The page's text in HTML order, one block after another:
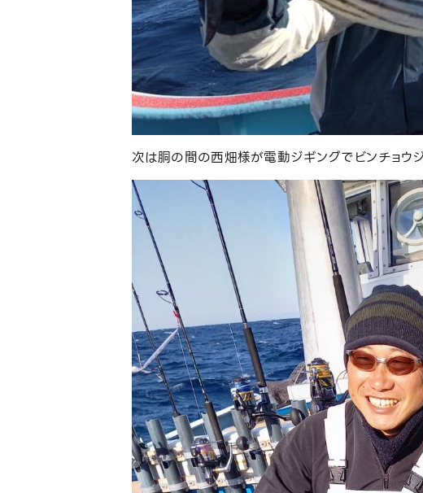
次は胴の間の西畑様が電動ジギングでビンチョウジ